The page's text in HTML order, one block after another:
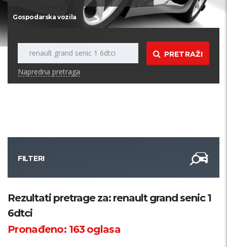
Gospodarska vozila
PRETRAŽI
Napredna pretraga
FILTERI
Kategorija
Županija
Rezultati pretrage za: renault grand senic 1
6dtci
Pronađeno: 163oglasa